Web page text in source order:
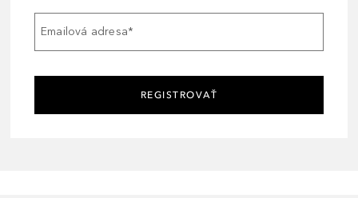
Emailová adresa*
REGISTROVAŤ